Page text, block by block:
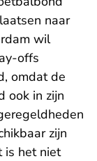
naar
wil
offs
omdat de
ook in zijn
zijn
is het niet